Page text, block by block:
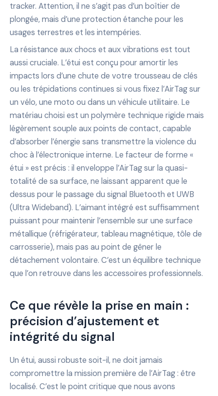
tracker. Attention, il ne s’agit pas d’un boîtier de
plongée, mais d’une protection étanche pour les
usages terrestres et les intempéries.
La résistance aux chocs et aux vibrations est tout
aussi cruciale. L’étui est conçu pour amortir les
impacts lors d’une chute de votre trousseau de clés
ou les trépidations continues si vous fixez l’AirTag sur
un vélo, une moto ou dans un véhicule utilitaire. Le
matériau choisi est un polymère technique rigide mais
légèrement souple aux points de contact, capable
d’absorber l’énergie sans transmettre la violence du
choc à l’électronique interne. Le facteur de forme «
étui » est précis : il enveloppe l’AirTag sur la quasi-
totalité de sa surface, ne laissant apparent que le
dessus pour le passage du signal Bluetooth et UWB
(Ultra Wideband). L’aimant intégré est suffisamment
puissant pour maintenir l’ensemble sur une surface
métallique (réfrigérateur, tableau magnétique, tôle de
carrosserie), mais pas au point de gêner le
détachement volontaire. C’est un équilibre technique
que l’on retrouve dans les accessoires professionnels.
Ce que révèle la prise en main :
précision d’ajustement et
intégrité du signal
Un étui, aussi robuste soit-il, ne doit jamais
compromettre la mission première de l’AirTag : être
localisé. C’est le point critique que nous avons